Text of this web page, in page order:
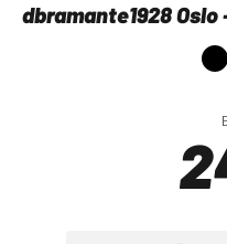
dbramante1928 Oslo